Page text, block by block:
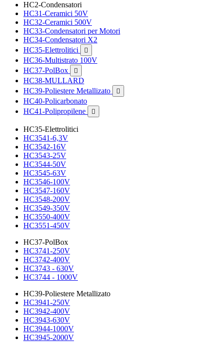
HC2-Condensatori
HC31-Ceramici 50V
HC32-Ceramici 500V
HC33-Condensatori per Motori
HC34-Condensatori X2
HC35-Elettrolitici

HC36-Multistrato 100V
HC37-PolBox

HC38-MULLARD
HC39-Poliestere Metallizato

HC40-Policarbonato
HC41-Polipropilene

HC35-Elettrolitici
HC3541-6,3V
HC3542-16V
HC3543-25V
HC3544-50V
HC3545-63V
HC3546-100V
HC3547-160V
HC3548-200V
HC3549-350V
HC3550-400V
HC3551-450V
HC37-PolBox
HC3741-250V
HC3742-400V
HC3743 - 630V
HC3744 - 1000V
HC39-Poliestere Metallizato
HC3941-250V
HC3942-400V
HC3943-630V
HC3944-1000V
HC3945-2000V